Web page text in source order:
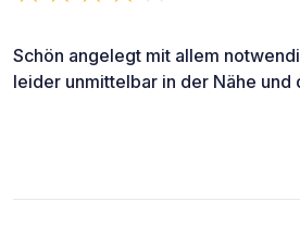
Schön angelegt mit allem
leider unmittelbar in der Nähe und